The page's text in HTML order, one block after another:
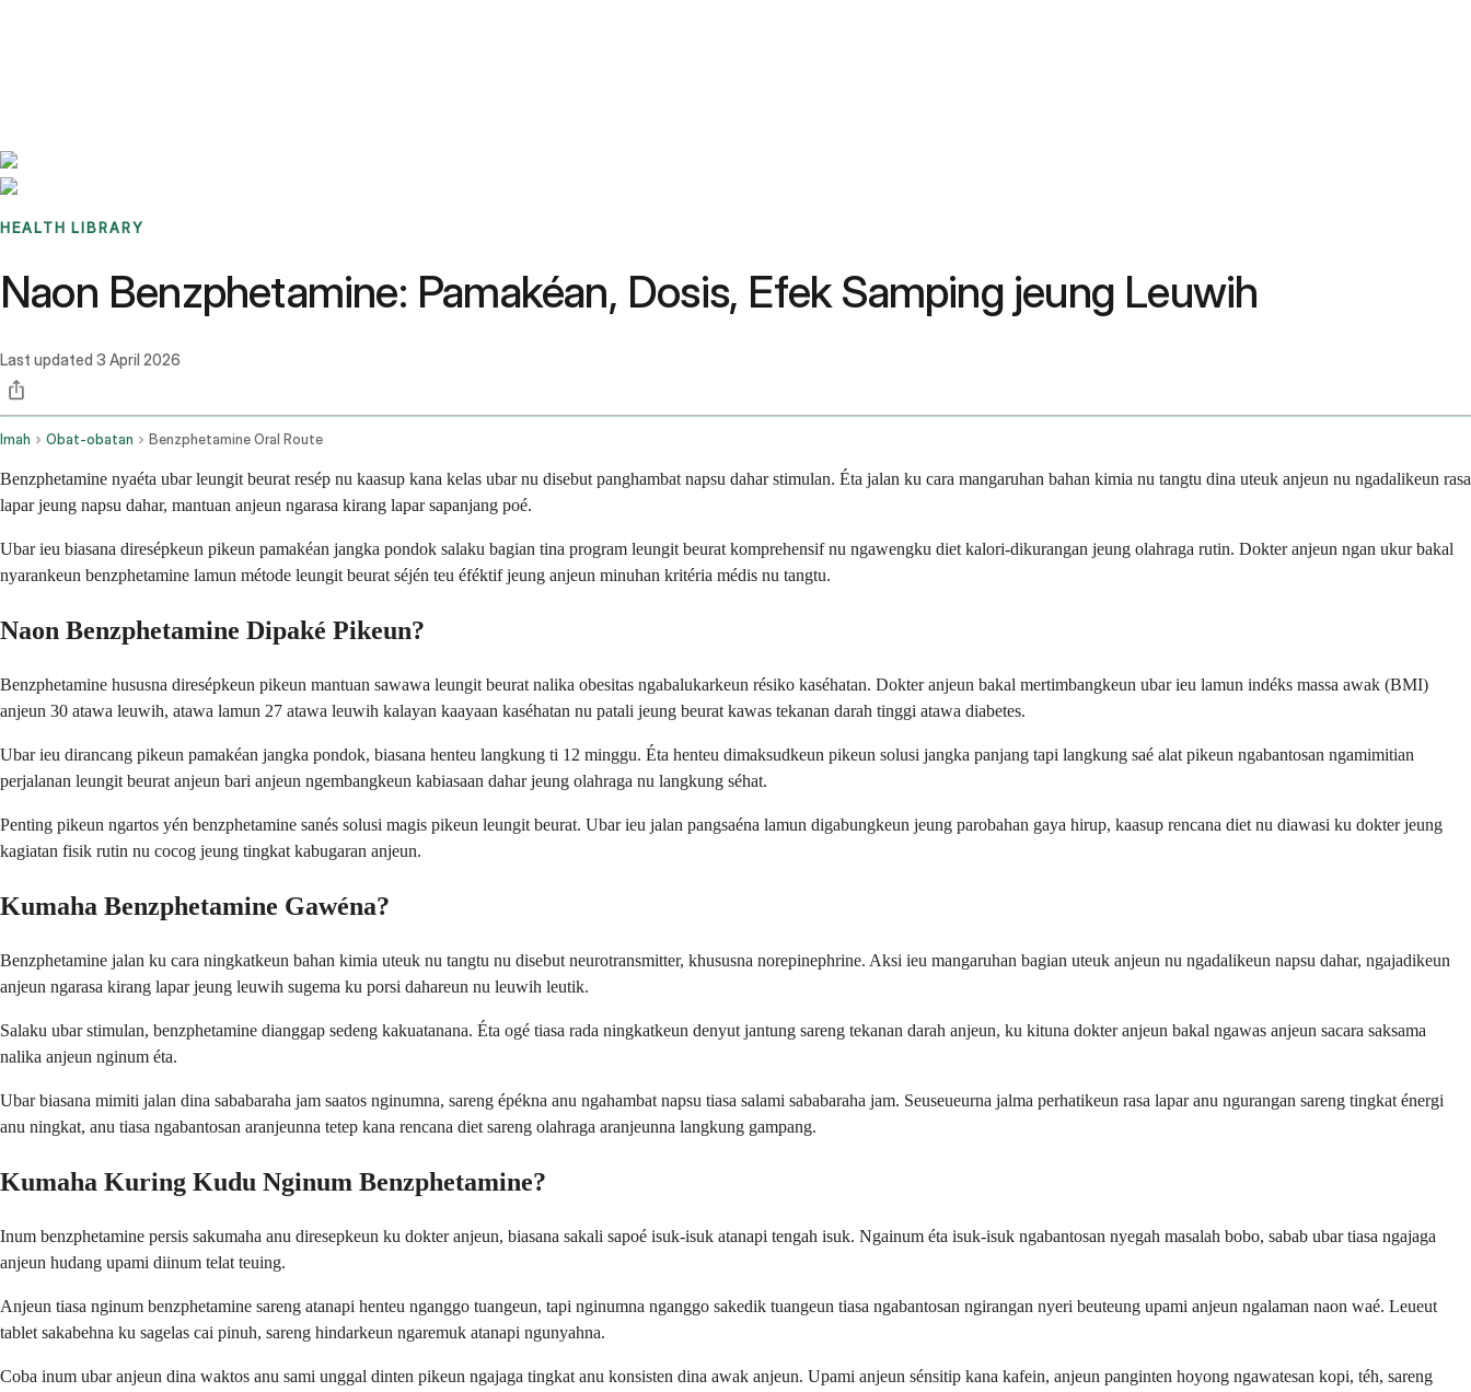
HEALTH LIBRARY
Naon Benzphetamine: Pamakéan, Dosis, Efek Samping jeung Leuwih
Last updated 3 April 2026
Imah Obat-obatan Benzphetamine Oral Route
Benzphetamine nyaéta ubar leungit beurat resép nu kaasup kana kelas ubar nu disebut panghambat napsu dahar stimulan. Éta jalan ku cara mangaruhan bahan kimia nu tangtu dina uteuk anjeun nu ngadalikeun rasa
lapar jeung napsu dahar, mantuan anjeun ngarasa kirang lapar sapanjang poé.
Ubar ieu biasana diresépkeun pikeun pamakéan jangka pondok salaku bagian tina program leungit beurat komprehensif nu ngawengku diet kalori-dikurangan jeung olahraga rutin. Dokter anjeun ngan ukur bakal
nyarankeun benzphetamine lamun métode leungit beurat séjén teu éféktif jeung anjeun minuhan kritéria médis nu tangtu.
Naon Benzphetamine Dipaké Pikeun?
Benzphetamine hususna diresépkeun pikeun mantuan sawawa leungit beurat nalika obesitas ngabalukarkeun résiko kaséhatan. Dokter anjeun bakal mertimbangkeun ubar ieu lamun indéks massa awak (BMI)
anjeun 30 atawa leuwih, atawa lamun 27 atawa leuwih kalayan kaayaan kaséhatan nu patali jeung beurat kawas tekanan darah tinggi atawa diabetes.
Ubar ieu dirancang pikeun pamakéan jangka pondok, biasana henteu langkung ti 12 minggu. Éta henteu dimaksudkeun pikeun solusi jangka panjang tapi langkung saé alat pikeun ngabantosan ngamimitian
perjalanan leungit beurat anjeun bari anjeun ngembangkeun kabiasaan dahar jeung olahraga nu langkung séhat.
Penting pikeun ngartos yén benzphetamine sanés solusi magis pikeun leungit beurat. Ubar ieu jalan pangsaéna lamun digabungkeun jeung parobahan gaya hirup, kaasup rencana diet nu diawasi ku dokter jeung
kagiatan fisik rutin nu cocog jeung tingkat kabugaran anjeun.
Kumaha Benzphetamine Gawéna?
Benzphetamine jalan ku cara ningkatkeun bahan kimia uteuk nu tangtu nu disebut neurotransmitter, khususna norepinephrine. Aksi ieu mangaruhan bagian uteuk anjeun nu ngadalikeun napsu dahar, ngajadikeun
anjeun ngarasa kirang lapar jeung leuwih sugema ku porsi dahareun nu leuwih leutik.
Salaku ubar stimulan, benzphetamine dianggap sedeng kakuatanana. Éta ogé tiasa rada ningkatkeun denyut jantung sareng tekanan darah anjeun, ku kituna dokter anjeun bakal ngawas anjeun sacara saksama
nalika anjeun nginum éta.
Ubar biasana mimiti jalan dina sababaraha jam saatos nginumna, sareng épékna anu ngahambat napsu tiasa salami sababaraha jam. Seuseueurna jalma perhatikeun rasa lapar anu ngurangan sareng tingkat énergi
anu ningkat, anu tiasa ngabantosan aranjeunna tetep kana rencana diet sareng olahraga aranjeunna langkung gampang.
Kumaha Kuring Kudu Nginum Benzphetamine?
Inum benzphetamine persis sakumaha anu diresepkeun ku dokter anjeun, biasana sakali sapoé isuk-isuk atanapi tengah isuk. Ngainum éta isuk-isuk ngabantosan nyegah masalah bobo, sabab ubar tiasa ngajaga
anjeun hudang upami diinum telat teuing.
Anjeun tiasa nginum benzphetamine sareng atanapi henteu nganggo tuangeun, tapi nginumna nganggo sakedik tuangeun tiasa ngabantosan ngirangan nyeri beuteung upami anjeun ngalaman naon waé. Leueut
tablet sakabehna ku sagelas cai pinuh, sareng hindarkeun ngaremuk atanapi ngunyahna.
Coba inum ubar anjeun dina waktos anu sami unggal dinten pikeun ngajaga tingkat anu konsisten dina awak anjeun. Upami anjeun sénsitip kana kafein, anjeun panginten hoyong ngawatesan kopi, téh, sareng